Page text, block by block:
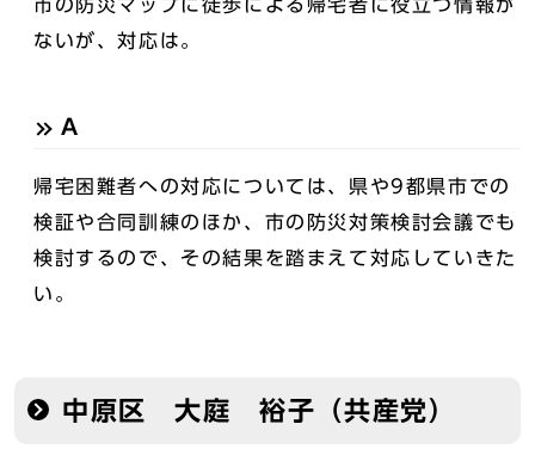
市の防災マップに徒歩による帰宅者に役立つ情報が
ないが、対応は。
A
帰宅困難者への対応については、県や9都県市での
検証や合同訓練のほか、市の防災対策検討会議でも
検討するので、その結果を踏まえて対応していきた
い。
中原区 大庭 裕子（共産党）